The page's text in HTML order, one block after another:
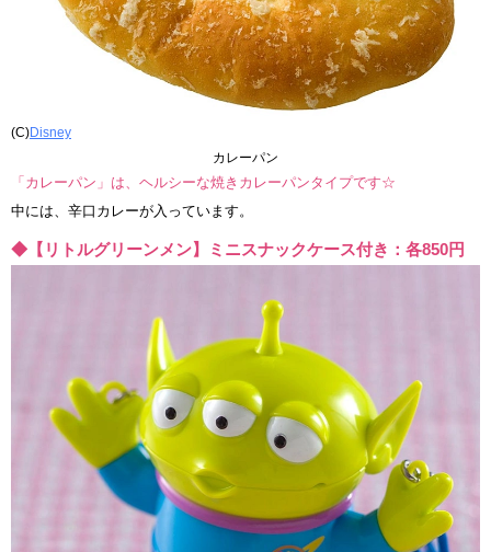
(C)Disney
カレーパン
「カレーパン」は、ヘルシーな焼きカレーパンタイプです☆
中には、辛口カレーが入っています。
◆【リトルグリーンメン】ミニスナックケース付き：各850円